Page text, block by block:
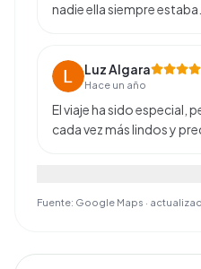
nadie ella siempre estaba…
Luz Algara
Hace un año
El viaje ha sido
cada vez más lindos y
Fuente: Google Maps ·